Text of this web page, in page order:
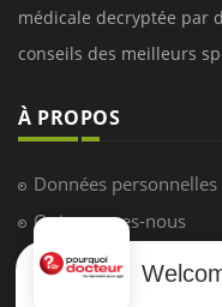
médicale decryptée par
conseils des meilleurs
À PROPOS
Données
Qui sommes-nous
Conditions d'utilisation